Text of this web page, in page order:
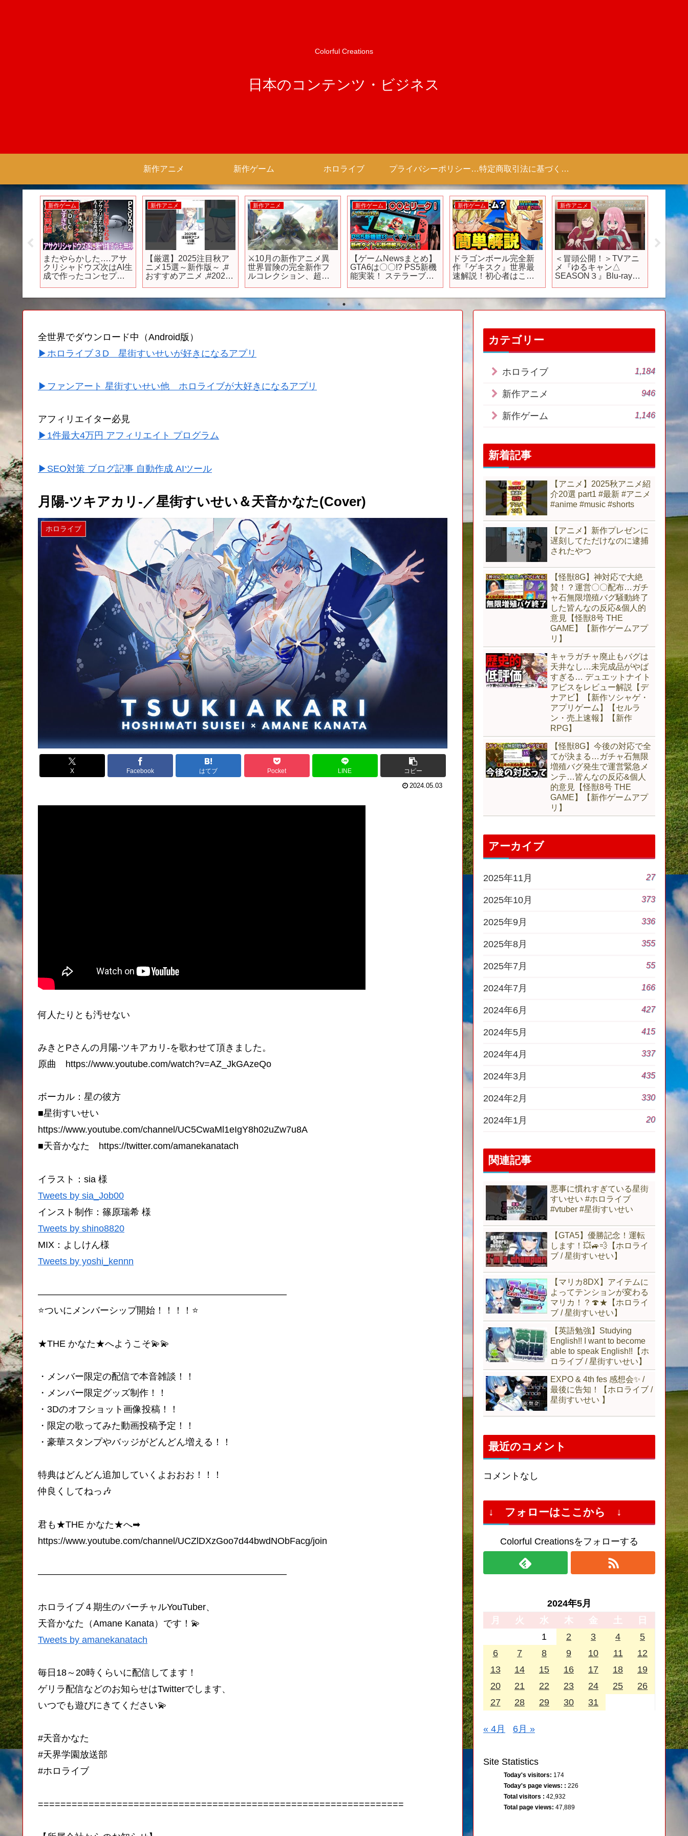
Colorful Creations
日本のコンテンツ・ビジネス
新作アニメ 新作ゲーム ホロライブ プライバシーポリシー 【Colorful Creation】 特定商取引法に基づく表記（商取引に関する開示）
新作ゲーム
またやらかした….アサ
クリシャドウズ次はAI生
成で作ったコンセプト
ルデンリングDLCが難
しすぎて賛否両論に…
新作アニメ
【厳選】2025注目秋ア
ニメ15選～新作版～ ,#
おすすめアニメ ,#2025
ネ瓶のなか ,#ちゃんと
吸えない吸血鬼ちゃん
新作アニメ
⚔️10月の新作アニメ異
世界冒険の完全新作フ
ルコレクション、超大
新作ゲーム
【ゲームNewsまとめ】
GTA6は〇〇!? PS5新機
能実装！ ステラーブレ
ツ4
新作ゲーム
ドラゴンボール完全新
作『ゲキスク』世界最
速解説！初心者はこれ
スクアドラ】
新作アニメ
＜冒頭公開！＞TVアニ
メ『ゆるキャン△
SEASON３』Blu-ray＆
のへや』│06.26 発売
選！【
料 #ソ
トナイ
全世界でダウンロード中（Android版）
▶ホロライブ３D 星街すいせいが好きになるアプリ
▶ファンアート 星街すいせい他 ホロライブが大好きになるアプリ
アフィリエイター必見
▶1件最大4万円 アフィリエイト プログラム
▶SEO対策 ブログ記事 自動作成 AIツール
月陽-ツキアカリ-／星街すいせい＆天音かなた(Cover)
ホロライブ
X Facebook はてブ Pocket LINE コピー
2024.05.03
何人たりとも汚せない
みきとPさんの月陽-ツキアカリ-を歌わせて頂きました。
原曲 https://www.youtube.com/watch?v=AZ_JkGAzeQo
ボーカル：星の彼方
■星街すいせい
https://www.youtube.com/channel/UC5CwaMl1eIgY8h02uZw7u8A
■天音かなた https://twitter.com/amanekanatach
イラスト：sia 様
Tweets by sia_Job00
インスト制作：篠原瑞希 様
Tweets by shino8820
MIX：よしけん様
Tweets by yoshi_kennn
———————————————————————————
⭐ついにメンバーシップ開始！！！！⭐
★THE かなた★へようこそ💫💫
・メンバー限定の配信で本音雑談！！
・メンバー限定グッズ制作！！
・3Dのオフショット画像投稿！！
・限定の歌ってみた動画投稿予定！！
・豪華スタンプやバッジがどんどん増える！！
特典はどんどん追加していくよおおお！！！
仲良くしてねっ🎶
君も★THE かなた★へ➡
https://www.youtube.com/channel/UCZlDXzGoo7d44bwdNObFacg/join
———————————————————————————
ホロライブ４期生のバーチャルYouTuber、
天音かなた（Amane Kanata）です！💫
Tweets by amanekanatach
毎日18～20時くらいに配信してます！
ゲリラ配信などのお知らせはTwitterでします、
いつでも遊びにきてください💫
#天音かなた
#天界学園放送部
#ホロライブ
=================================================================
カテゴリー
ホロライブ 1,184
新作アニメ 946
新作ゲーム 1,146
新着記事
【アニメ】2025秋アニメ紹
介20選 part1 #最新 #アニメ
#anime #music #shorts
【アニメ】新作プレゼンに
遅刻してただけなのに逮捕
されたやつ
【怪獣8G】神対応で大絶
賛！？運営〇〇配布…ガチ
ャ石無限増殖バグ騒動終了
した皆んなの反応&個人的
意見【怪獣8号 THE
GAME】【新作ゲームアプ
リ】
キャラガチャ廃止もバグは
天井なし…未完成品がやば
すぎる… デュエットナイト
アビスをレビュー解説【デ
ナアビ】【新作ソシャゲ・
アプリゲーム】【セルラ
ン・売上速報】【新作
RPG】
【怪獣8G】今後の対応で全
てが決まる…ガチャ石無限
増殖バグ発生で運営緊急メ
ンテ…皆んなの反応&個人
的意見【怪獣8号 THE
GAME】【新作ゲームアプ
リ】
アーカイブ
2025年11月 27
2025年10月 373
2025年9月 336
2025年8月 355
2025年7月 55
2024年7月 166
2024年6月 427
2024年5月 415
2024年4月 337
2024年3月 435
2024年2月 330
2024年1月 20
関連記事
悪事に慣れすぎている星街
すいせい #ホロライブ
#vtuber #星街すいせい
【GTA5】優勝記念！運転
します！💥🚙💨【ホロライ
ブ / 星街すいせい】
【マリカ8DX】アイテムに
よってテンションが変わる
マリカ！？🍄★【ホロライ
ブ / 星街すいせい】
【英語勉強】Studying
English!! I want to become
able to speak English!!【ホ
ロライブ / 星街すいせい】
EXPO & 4th fes 感想会✨ /
最後に告知！【ホロライブ /
星街すいせい 】
最近のコメント
コメントなし
↓ フォローはここから ↓
Colorful Creationsをフォローする
2024年5月
月
火 水 木 金 土
日
1
2 3 4
5
6
7 8 9 10 11
12
13
14 15 16 17 18
19
20
21 22 23 24 25
26
27
28 29 30 31
« 4月 6月 »
Site Statistics
Today's visitors: 174
Today's page views: : 226
Total visitors : 42,932
Total page views: 47,889